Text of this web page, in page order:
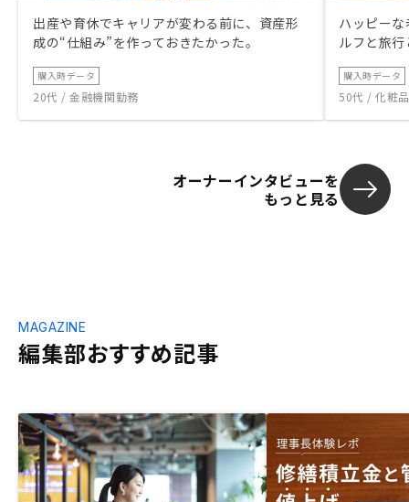
出産や育休でキャリアが変わる前に、資産形
成の“仕組み”を作っておきたかった。
購入時データ
20代 / 金融機関勤務
ハッピー
ルフと旅
購入時データ
50代 / 化粧
オーナーインタビューを
もっと見る
編集部おすすめ記事
MAGAZINE